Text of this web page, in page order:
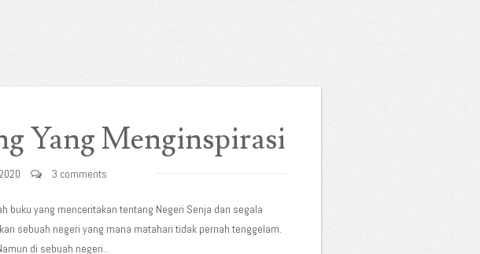
Yang Menginspirasi
3 comments
buku yang menceritakan tentang Negeri Senja dan segala
sebuah negeri yang mana matahari tidak pernah tenggelam.
di sebuah negeri...